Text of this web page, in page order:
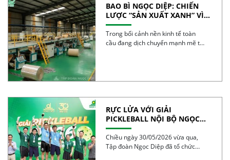
BAO BÌ NGỌC DIỆP: CHIẾN
LƯỢC “SẢN XUẤT XANH” VÌ
TƯƠNG LAI BỀN VỮNG
Trong bối cảnh nền kinh tế toàn
cầu đang dịch chuyển mạnh mẽ từ
RỰC LỬA VỚI GIẢI
PICKLEBALL NỘI BỘ NGỌC
DIỆP 2026 – BÙNG NỔ TINH
THẦN 30 NĂM
Chiều ngày 30/05/2026 vừa qua,
Tập đoàn Ngọc Diệp đã tổ chức